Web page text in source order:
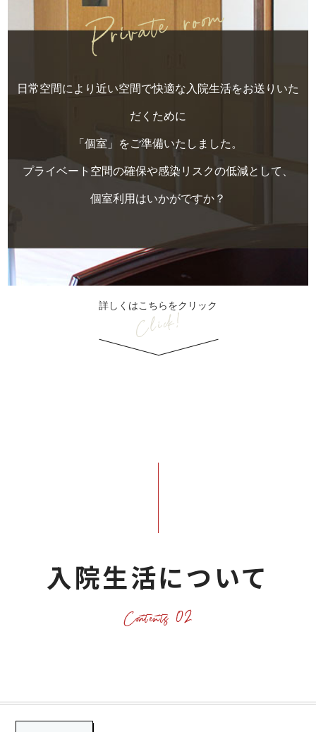
日常空間により近い空間で快適な入院生活をお送りいた
だくために
「個室」をご準備いたしました。
プライベート空間の確保や感染リスクの低減として、
個室利用はいかがですか？
詳しくはこちらをクリック
入院生活について